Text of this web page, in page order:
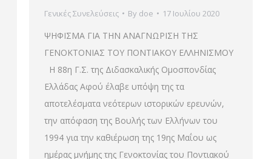
Γενικές Συνελεύσεις By doe 17 Ιουλίου 2020
ΨΗΦΙΣΜΑ ΓΙΑ ΤΗΝ ΑΝΑΓΝΩΡΙΣΗ ΤΗΣ
ΓΕΝΟΚΤΟΝΙΑΣ ΤΟΥ ΠΟΝΤΙΑΚΟΥ ΕΛΛΗΝΙΣΜΟΥ
Η 88η Γ.Σ. της Διδασκαλικής Ομοσπονδίας
Ελλάδας Αφού έλαβε υπόψη της τα
αποτελέσματα νεότερων ιστορικών ερευνών,
την απόφαση της Βουλής των Ελλήνων του
1994 για την καθιέρωση της 19ης Μαΐου ως
ημέρας μνήμης της Γενοκτονίας του Ποντιακού